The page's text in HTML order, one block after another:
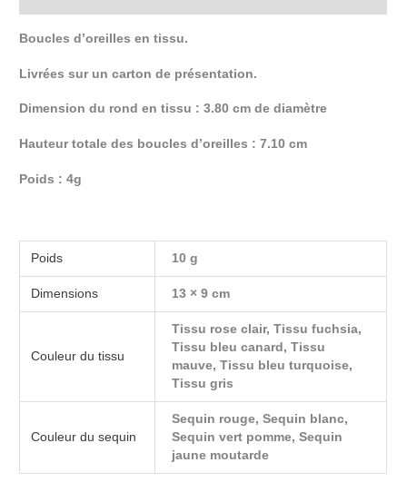
Boucles d’oreilles en tissu.
Livrées sur un carton de présentation.
Dimension du rond en tissu : 3.80 cm de diamètre
Hauteur totale des boucles d’oreilles : 7.10 cm
Poids : 4g
Poids 10 g
Dimensions 13 × 9 cm
Couleur du tissu
Tissu rose clair, Tissu fuchsia,
Tissu bleu canard, Tissu
mauve, Tissu bleu turquoise,
Tissu gris
Couleur du sequin
Sequin rouge, Sequin blanc,
Sequin vert pomme, Sequin
jaune moutarde